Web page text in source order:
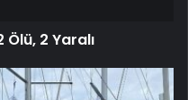
2 Yaralı